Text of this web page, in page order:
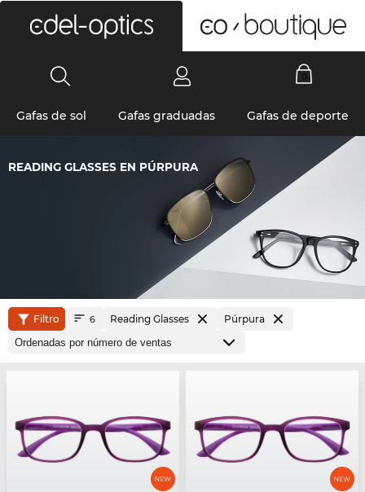
Gafas de sol Gafas graduadas Gafas de deporte
READING GLASSES EN PÚRPURA
Filtro 6 Reading Glasses Púrpura